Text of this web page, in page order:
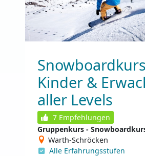
Kinder &
aller Levels
7Empfehlungen
Gruppenkurs -
Warth-Schröcken
Alle Erfahrungsstufen